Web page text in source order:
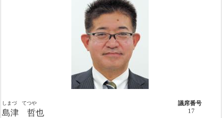
しまづ てつや
島津 哲也
議席番号
17